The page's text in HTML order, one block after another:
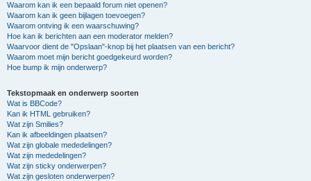
Waarom kan ik een bepaald forum niet openen?
Waarom kan ik geen bijlagen toevoegen?
Waarom ontving ik een waarschuwing?
Hoe kan ik berichten aan een moderator melden?
Waarvoor dient de "Opslaan"-knop bij het plaatsen van een bericht?
Waarom moet mijn bericht goedgekeurd worden?
Hoe bump ik mijn onderwerp?
Tekstopmaak en onderwerp soorten
Wat is BBCode?
Kan ik HTML gebruiken?
Wat zijn Smilies?
Kan ik afbeeldingen plaatsen?
Wat zijn globale mededelingen?
Wat zijn mededelingen?
Wat zijn sticky onderwerpen?
Wat zijn gesloten onderwerpen?